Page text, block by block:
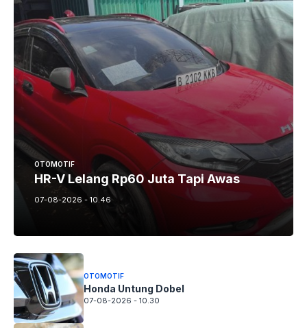
OTOMOTIF
HR-V Lelang Rp60 Juta Tapi Awas
07-08-2026 - 10.46
OTOMOTIF
Honda Untung Dobel
07-08-2026 - 10.30